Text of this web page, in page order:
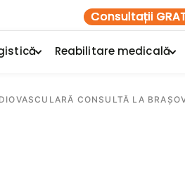
Consultații
Reabilitare medicală
CONSULTĂ LA